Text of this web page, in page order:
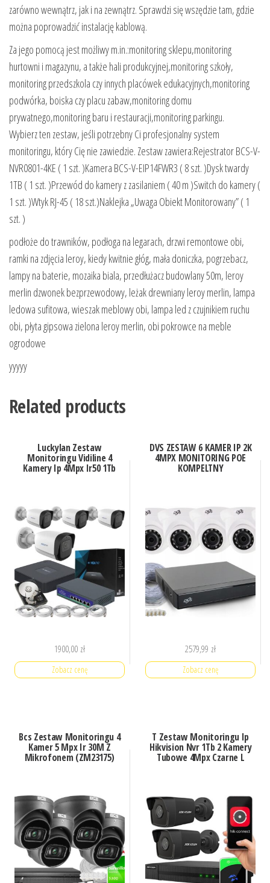
zarówno wewnątrz, jak i na zewnątrz. Sprawdzi się wszędzie tam, gdzie
można poprowadzić instalację kablową.
Za jego pomocą jest możliwy m.in.:monitoring sklepu,monitoring
hurtowni i magazynu, a także hali produkcyjnej,monitoring szkoły,
monitoring przedszkola czy innych placówek edukacyjnych,monitoring
podwórka, boiska czy placu zabaw,monitoring domu
prywatnego,monitoring baru i restauracji,monitoring parkingu.
Wybierz ten zestaw, jeśli potrzebny Ci profesjonalny system
monitoringu, który Cię nie zawiedzie. Zestaw zawiera:Rejestrator BCS-V-
NVR0801-4KE ( 1 szt. )Kamera BCS-V-EIP14FWR3 ( 8 szt. )Dysk twardy
1TB ( 1 szt. )Przewód do kamery z zasilaniem ( 40 m )Switch do kamery (
1 szt. )Wtyk RJ-45 ( 18 szt.)Naklejka „Uwaga Obiekt Monitorowany” ( 1
szt. )
podłoże do trawników, podłoga na legarach, drzwi remontowe obi,
ramki na zdjęcia leroy, kiedy kwitnie głóg, mała doniczka, pogrzebacz,
lampy na baterie, mozaika biala, przedłużacz budowlany 50m, leroy
merlin dzwonek bezprzewodowy, leżak drewniany leroy merlin, lampa
ledowa sufitowa, wieszak meblowy obi, lampa led z czujnikiem ruchu
obi, płyta gipsowa zielona leroy merlin, obi pokrowce na meble
ogrodowe
yyyyy
Related products
Luckylan Zestaw
Monitoringu Vidiline 4
Kamery Ip 4Mpx Ir50 1Tb
1900,00 zł
Zobacz cenę
DVS ZESTAW 6 KAMER IP 2K
4MPX MONITORING POE
KOMPELTNY
2579,99 zł
Zobacz cenę
Bcs Zestaw Monitoringu 4
Kamer 5 Mpx Ir 30M Z
Mikrofonem (ZM23175)
T Zestaw Monitoringu Ip
Hikvision Nvr 1Tb 2 Kamery
Tubowe 4Mpx Czarne L